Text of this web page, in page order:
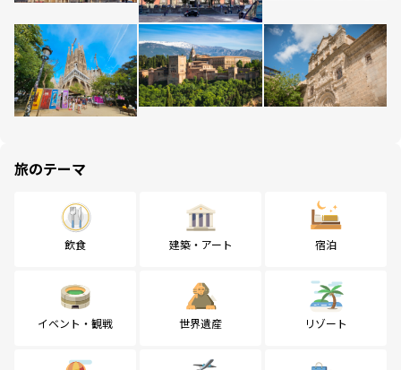
旅のテーマ
飲食 建築・アート 宿泊
イベント・観戦 世界遺産 リゾート